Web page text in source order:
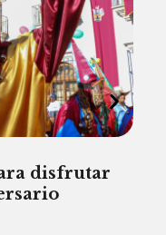
disfrutar